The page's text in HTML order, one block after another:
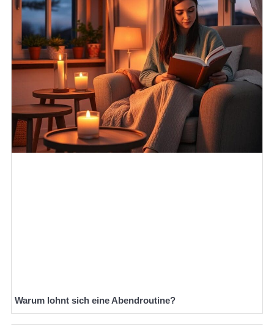
Warum lohnt sich eine Abendroutine?